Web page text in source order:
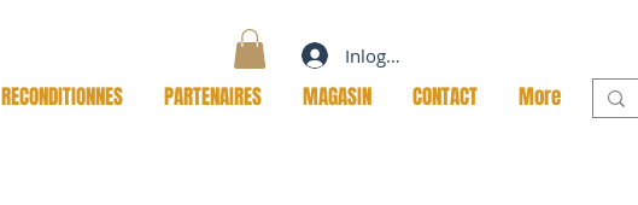
Inloggen
RECONDITIONNES PARTENAIRES MAGASIN CONTACT More